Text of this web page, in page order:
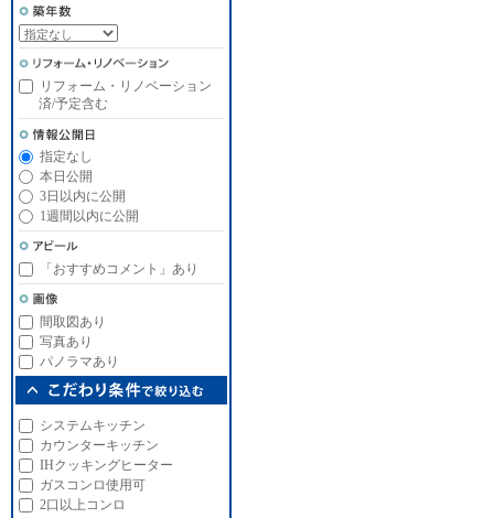
リフォーム・リノベーション
済/予定含む
指定なし
本日公開
3日以内に公開
1週間以内に公開
「おすすめコメント」あり
間取図あり
写真あり
パノラマあり
システムキッチン
カウンターキッチン
IHクッキングヒーター
ガスコンロ使用可
2口以上コンロ